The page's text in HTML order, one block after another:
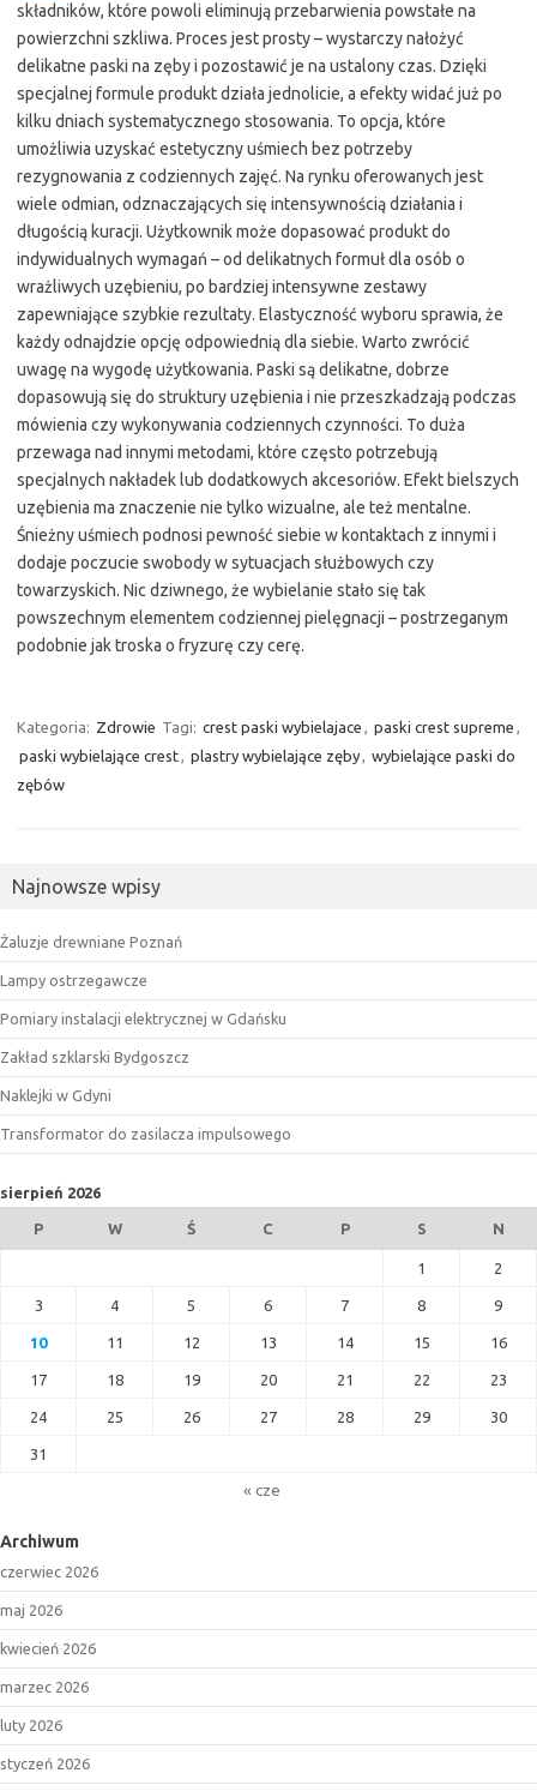
składników, które powoli eliminują przebarwienia powstałe na
powierzchni szkliwa. Proces jest prosty – wystarczy nałożyć
delikatne paski na zęby i pozostawić je na ustalony czas. Dzięki
specjalnej formule produkt działa jednolicie, a efekty widać już po
kilku dniach systematycznego stosowania. To opcja, które
umożliwia uzyskać estetyczny uśmiech bez potrzeby
rezygnowania z codziennych zajęć. Na rynku oferowanych jest
wiele odmian, odznaczających się intensywnością działania i
długością kuracji. Użytkownik może dopasować produkt do
indywidualnych wymagań – od delikatnych formuł dla osób o
wrażliwych uzębieniu, po bardziej intensywne zestawy
zapewniające szybkie rezultaty. Elastyczność wyboru sprawia, że
każdy odnajdzie opcję odpowiednią dla siebie. Warto zwrócić
uwagę na wygodę użytkowania. Paski są delikatne, dobrze
dopasowują się do struktury uzębienia i nie przeszkadzają podczas
mówienia czy wykonywania codziennych czynności. To duża
przewaga nad innymi metodami, które często potrzebują
specjalnych nakładek lub dodatkowych akcesoriów. Efekt bielszych
uzębienia ma znaczenie nie tylko wizualne, ale też mentalne.
Śnieżny uśmiech podnosi pewność siebie w kontaktach z innymi i
dodaje poczucie swobody w sytuacjach służbowych czy
towarzyskich. Nic dziwnego, że wybielanie stało się tak
powszechnym elementem codziennej pielęgnacji – postrzeganym
podobnie jak troska o fryzurę czy cerę.
Kategoria: Zdrowie Tagi: crest paski wybielajace , paski crest supreme ,
paski wybielające crest, plastry wybielające zęby, wybielające paski do
zębów
Najnowsze wpisy
Żaluzje drewniane Poznań
Lampy ostrzegawcze
Pomiary instalacji elektrycznej w Gdańsku
Zakład szklarski Bydgoszcz
Naklejki w Gdyni
Transformator do zasilacza impulsowego
sierpień 2026
P W Ś C P S N
1 2
3 4 5 6 7 8 9
10 11 12 13 14 15 16
17 18 19 20 21 22 23
24 25 26 27 28 29 30
31
« cze
Archiwum
czerwiec 2026
maj 2026
kwiecień 2026
marzec 2026
luty 2026
styczeń 2026